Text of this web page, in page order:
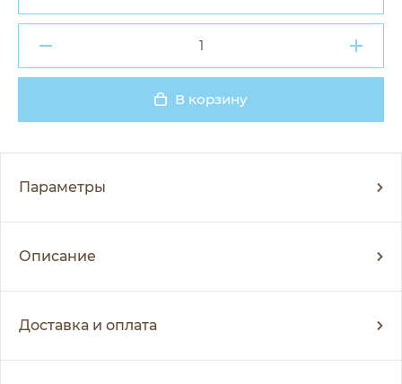
В корзину
Параметры
Описание
Доставка и оплата